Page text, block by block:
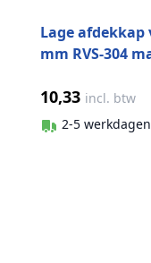
Lage afdekkap
mm RVS-304
10,33 incl. btw
2-5 werkdagen